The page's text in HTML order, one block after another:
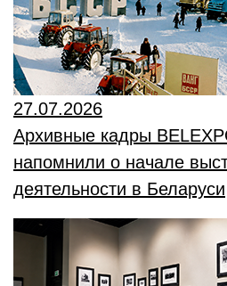
27.07.2026
Архивные кадры
напомнили о начале
деятельности в Беларуси